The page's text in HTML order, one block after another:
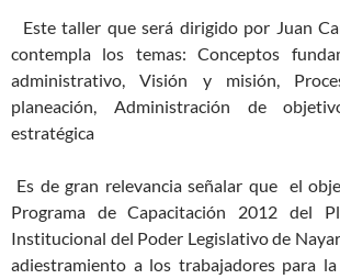
Este taller que será dirigido por Juan
contempla los temas: Conceptos
administrativo, Visión y misión,
planeación, Administración de
estratégica
Es de gran relevancia señalar que el
Programa de Capacitación 2012 del
Institucional del Poder Legislativo de
adiestramiento a los trabajadores para